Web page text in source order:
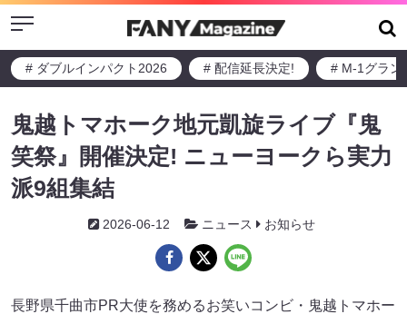
Menu
# ダブルインパクト2026 # 配信延長決定! # M-1グラン
鬼越トマホーク地元凱旋ライブ『鬼
笑祭』開催決定! ニューヨークら実力
派9組集結
2026-06-12 ニュース お知らせ
長野県千曲市PR大使を務めるお笑いコンビ・鬼越トマホー